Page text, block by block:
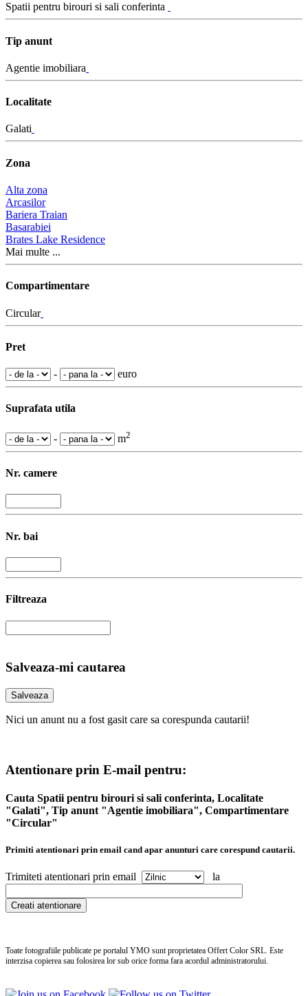
Spatii pentru birouri si sali conferinta
Tip anunt
Agentie imobiliara
Localitate
Galati
Zona
Alta zona
Arcasilor
Bariera Traian
Basarabiei
Brates Lake Residence
Mai multe ...
Compartimentare
Circular
Pret
- euro
Suprafata utila
- m2
Nr. camere
Nr. bai
Filtreaza
Salveaza-mi cautarea
Nici un anunt nu a fost gasit care sa corespunda cautarii!
Atentionare prin E-mail pentru:
Cauta Spatii pentru birouri si sali conferinta, Localitate
"Galati", Tip anunt "Agentie imobiliara", Compartimentare
"Circular"
Primiti atentionari prin email cand apar anunturi care corespund cautarii.
Trimiteti atentionari prin email la
Toate fotografiile publicate pe portalul YMO sunt proprietatea Offert Color SRL. Este
interzisa copierea sau folosirea lor sub orice forma fara acordul administratorului.